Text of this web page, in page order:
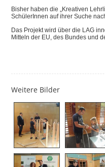
Bisher haben die „Kreativen
SchülerInnen auf ihrer Suche
Das Projekt wird über die LAG
Mitteln der EU, des Bundes und
Weitere Bilder